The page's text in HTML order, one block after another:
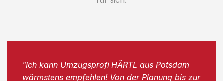
"Ich kann Umzugsprofi HÄRTL aus Potsdam
wärmstens empfehlen! Von der Planung bis zur